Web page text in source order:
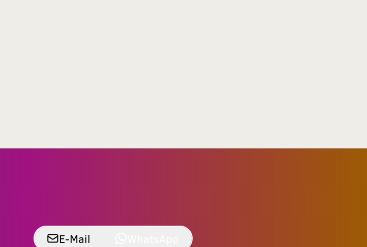
E-Mail